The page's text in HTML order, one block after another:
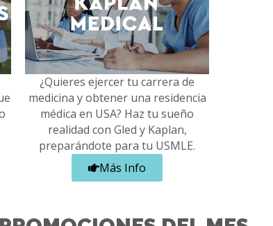
¿Quieres ejercer tu carrera de
medicina y obtener una residencia
médica en USA? Haz tu sueño
realidad con Gled y Kaplan,
preparándote para tu USMLE.
Más Info